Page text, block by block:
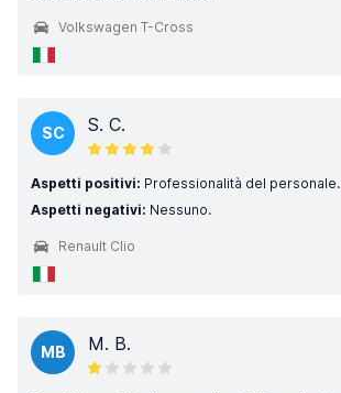
Volkswagen T-Cross
SC S. C.
Aspetti positivi: Professionalità del personale.
Aspetti negativi: Nessuno.
Renault Clio
MB M. B.